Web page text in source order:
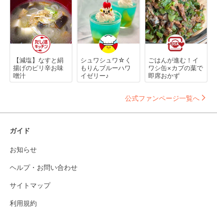
【減塩】なすと絹
揚げのピリ辛お味
噌汁
シュワシュワ☆く
もりんブルーハワ
イゼリー♪
ごはんが進む！イ
ワシ缶×カブの葉で
即席おかず
公式ファンページ一覧へ
ガイド
お知らせ
ヘルプ・お問い合わせ
サイトマップ
利用規約